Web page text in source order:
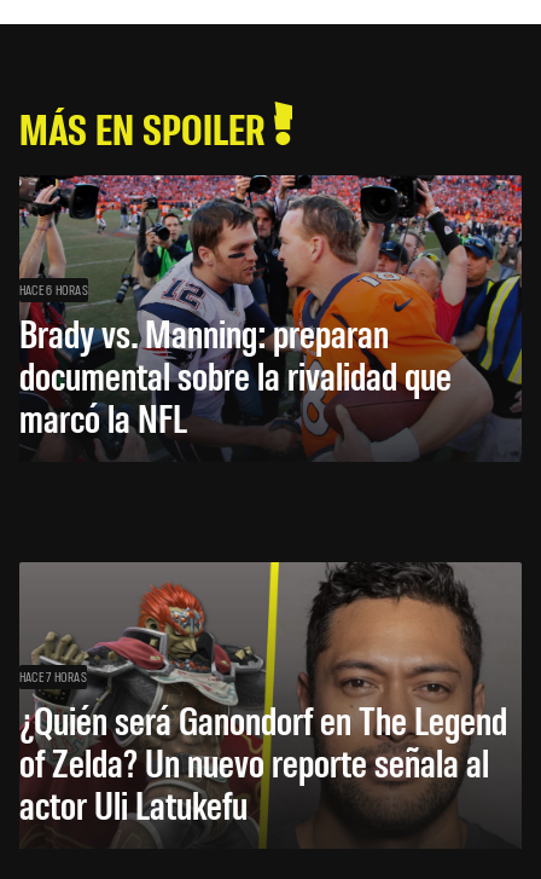
MÁS EN SPOILER
HACE 6 HORAS
Brady vs. Manning: preparan
documental sobre la rivalidad que
marcó la NFL
HACE 7 HORAS
¿Quién será Ganondorf en The Legend
of Zelda? Un nuevo reporte señala al
actor Uli Latukefu